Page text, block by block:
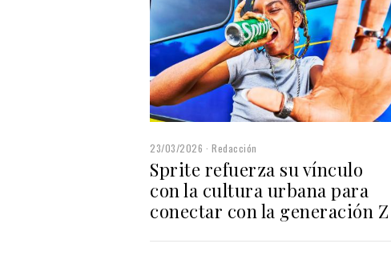
23/03/2026 Redacción
Sprite refuerza su vínculo
con la cultura urbana para
conectar con la generación Z